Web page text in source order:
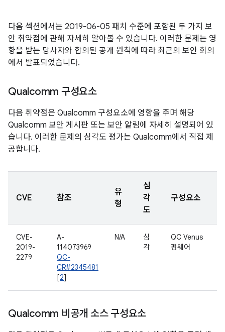
다음 섹션에서는 2019-06-05 패치 수준에 포함된 두 가지 보
안 취약점에 관해 자세히 알아볼 수 있습니다. 이러한 문제는 영
향을 받는 당사자와 합의된 공개 원칙에 따라 최근의 보안 회의
에서 발표되었습니다.
Qualcomm 구성요소
다음 취약점은 Qualcomm 구성요소에 영향을 주며 해당
Qualcomm 보안 게시판 또는 보안 알림에 자세히 설명되어 있
습니다. 이러한 문제의 심각도 평가는 Qualcomm에서 직접 제
공합니다.
CVE 참조
유
형
심
각
도
구성요소
CVE-
2019-
2279
A-
114073969
QC-
CR#2345481
[2]
N/A
심
각
QC Venus
펌웨어
Qualcomm 비공개 소스 구성요소